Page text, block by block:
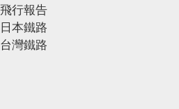
飛行報告
日本鐵路
台灣鐵路